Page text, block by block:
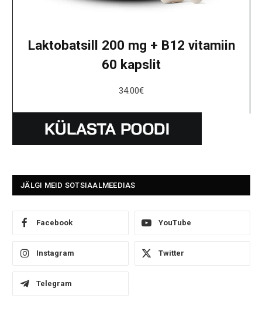
Laktobatsill 200 mg + B12 vitamiin
60 kapslit
34.00€
JÄLGI MEID SOTSIAALMEEDIAS
Facebook YouTube
Instagram Twitter
Telegram